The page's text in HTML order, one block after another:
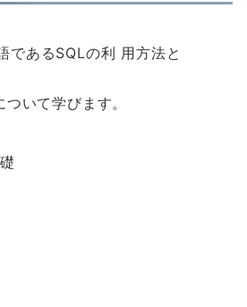
であるSQLの利 用方法と
いて学びます。